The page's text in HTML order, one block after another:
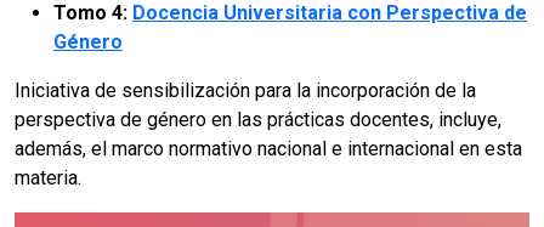
Tomo 4: Docencia Universitaria con Perspectiva de
Género
Iniciativa de sensibilización para la incorporación de la
perspectiva de género en las prácticas docentes, incluye,
además, el marco normativo nacional e internacional en esta
materia.